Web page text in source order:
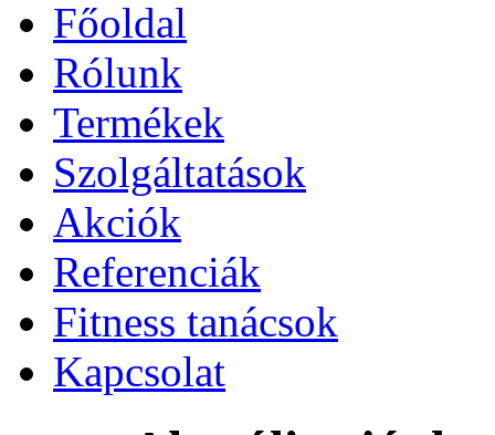
Főoldal
Rólunk
Termékek
Szolgáltatások
Akciók
Referenciák
Fitness tanácsok
Kapcsolat